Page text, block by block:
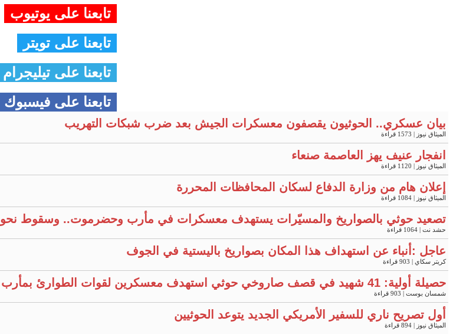
تابعنا على يوتيوب
تابعنا على تويتر
تابعنا على تيليجرام
تابعنا على فيسبوك
بيان عسكري.. الحوثيون يقصفون معسكرات الجيش بعد ضرب شبكات التهريب
الميثاق نيوز | 1573 قراءة
انفجار عنيف يهز العاصمة صنعاء
الميثاق نيوز | 1120 قراءة
إعلان هام من وزارة الدفاع لسكان المحافظات المحررة
الميثاق نيوز | 1084 قراءة
تصعيد حوثي بالصواريخ والمسيّرات يستهدف معسكرات في مأرب وحضرموت.. وسقوط نحو 15 شهيداً و20 جريحًا
حشد نت | 1064 قراءة
عاجل :أنباء عن استهداف هذا المكان بصواريخ باليستية في الجوف
كريتر سكاي | 903 قراءة
حصيلة أولية: 41 شهيد في قصف صاروخي حوثي استهدف معسكرين لقوات الطوارئ بمأرب وحضرموت
شمسان بوست | 903 قراءة
أول تصريح ناري للسفير الأمريكي الجديد يتوعد الحوثيين
الميثاق نيوز | 894 قراءة